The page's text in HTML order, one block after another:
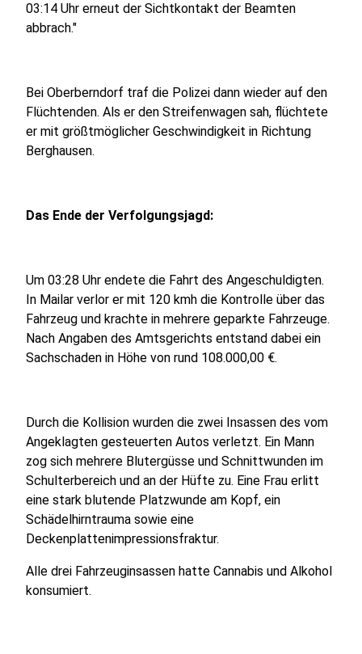
03:14 Uhr erneut der Sichtkontakt der Beamten
abbrach."
Bei Oberberndorf traf die Polizei dann wieder auf den
Flüchtenden. Als er den Streifenwagen sah, flüchtete
er mit größtmöglicher Geschwindigkeit in Richtung
Berghausen.
Das Ende der Verfolgungsjagd:
Um 03:28 Uhr endete die Fahrt des Angeschuldigten.
In Mailar verlor er mit 120 kmh die Kontrolle über das
Fahrzeug und krachte in mehrere geparkte Fahrzeuge.
Nach Angaben des Amtsgerichts entstand dabei ein
Sachschaden in Höhe von rund 108.000,00 €.
Durch die Kollision wurden die zwei Insassen des vom
Angeklagten gesteuerten Autos verletzt. Ein Mann
zog sich mehrere Blutergüsse und Schnittwunden im
Schulterbereich und an der Hüfte zu. Eine Frau erlitt
eine stark blutende Platzwunde am Kopf, ein
Schädelhirntrauma sowie eine
Deckenplattenimpressionsfraktur.
Alle drei Fahrzeuginsassen hatte Cannabis und Alkohol
konsumiert.